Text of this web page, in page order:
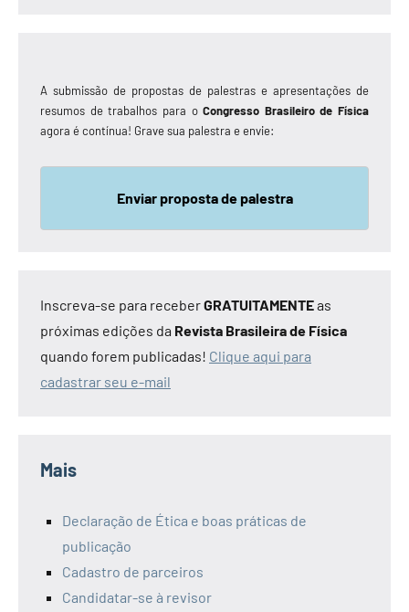
A submissão de propostas de palestras e apresentações de
resumos de trabalhos para oCongresso Brasileiro de Física
agora é contínua! Grave sua palestra e envie:
Enviar proposta de palestra
Inscreva-se para receberGRATUITAMENTEas
próximas edições da Revista Brasileira de Física
quando forem publicadas! Clique aqui para
cadastrar seu e-mail
Mais
Declaração de Ética e boas práticas de
publicação
Cadastro de parceiros
Candidatar-se à revisor